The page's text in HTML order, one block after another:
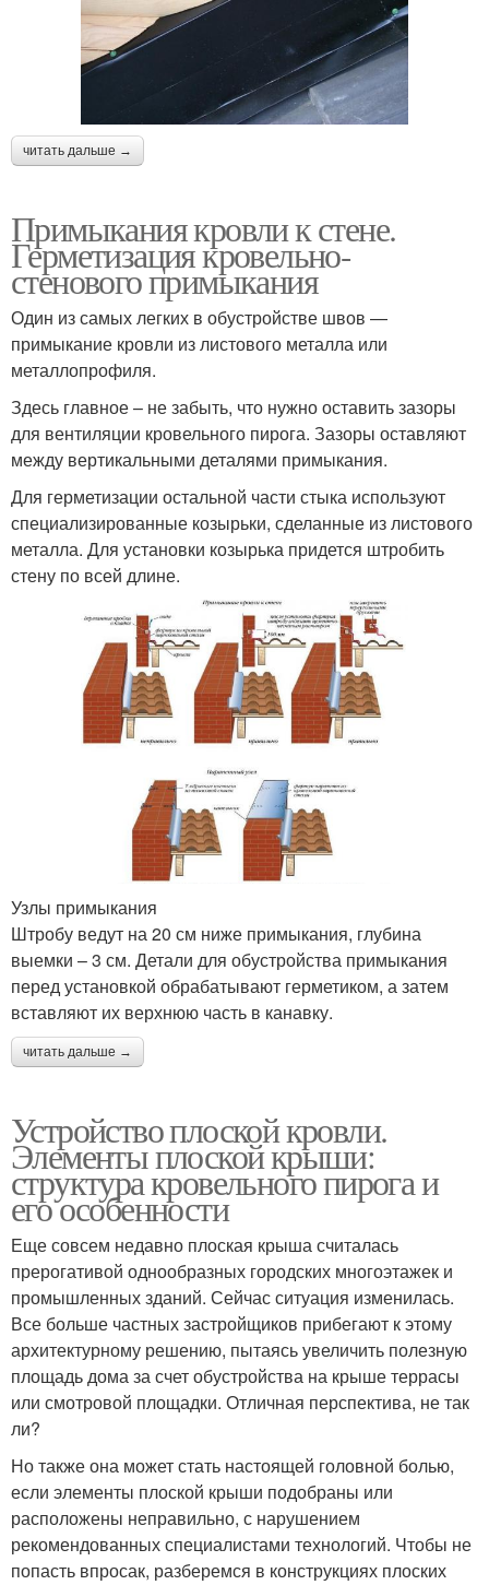
читать дальше →
Примыкания кровли к стене.
Герметизация кровельно-
стенового примыкания
Один из самых легких в обустройстве швов —
примыкание кровли из листового металла или
металлопрофиля.
Здесь главное – не забыть, что нужно оставить зазоры
для вентиляции кровельного пирога. Зазоры оставляют
между вертикальными деталями примыкания.
Для герметизации остальной части стыка используют
специализированные козырьки, сделанные из листового
металла. Для установки козырька придется штробить
стену по всей длине.
Узлы примыкания
Штробу ведут на 20 см ниже примыкания, глубина
выемки – 3 см. Детали для обустройства примыкания
перед установкой обрабатывают герметиком, а затем
вставляют их верхнюю часть в канавку.
читать дальше →
Устройство плоской кровли.
Элементы плоской крыши:
структура кровельного пирога и
его особенности
Еще совсем недавно плоская крыша считалась
прерогативой однообразных городских многоэтажек и
промышленных зданий. Сейчас ситуация изменилась.
Все больше частных застройщиков прибегают к этому
архитектурному решению, пытаясь увеличить полезную
площадь дома за счет обустройства на крыше террасы
или смотровой площадки. Отличная перспектива, не так
ли?
Но также она может стать настоящей головной болью,
если элементы плоской крыши подобраны или
расположены неправильно, с нарушением
рекомендованных специалистами технологий. Чтобы не
попасть впросак, разберемся в конструкциях плоских